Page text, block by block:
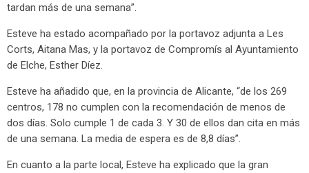
tardan más de una semana”.
Esteve ha estado acompañado por la portavoz adjunta a Les
Corts, Aitana Mas, y la portavoz de Compromís al Ayuntamiento
de Elche, Esther Díez.
Esteve ha añadido que, en la provincia de Alicante, “de los 269
centros, 178 no cumplen con la recomendación de menos de
dos días. Solo cumple 1 de cada 3. Y 30 de ellos dan cita en más
de una semana. La media de espera es de 8,8 días”.
En cuanto a la parte local, Esteve ha explicado que la gran